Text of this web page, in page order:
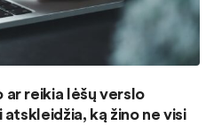
reikia lėšų verslo
ką žino ne visi